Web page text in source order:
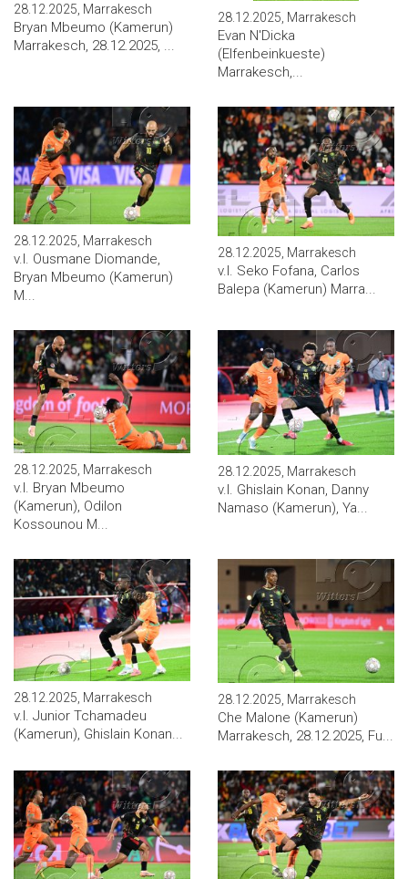
28.12.2025, Marrakesch
Bryan Mbeumo (Kamerun)
Marrakesch, 28.12.2025, ...
28.12.2025, Marrakesch
Evan N'Dicka
(Elfenbeinkueste)
Marrakesch,...
28.12.2025, Marrakesch
v.l. Ousmane Diomande,
Bryan Mbeumo (Kamerun)
M...
28.12.2025, Marrakesch
v.l. Seko Fofana, Carlos
Balepa (Kamerun) Marra...
28.12.2025, Marrakesch
v.l. Bryan Mbeumo
(Kamerun), Odilon
Kossounou M...
28.12.2025, Marrakesch
v.l. Ghislain Konan, Danny
Namaso (Kamerun), Ya...
28.12.2025, Marrakesch
v.l. Junior Tchamadeu
(Kamerun), Ghislain Konan...
28.12.2025, Marrakesch
Che Malone (Kamerun)
Marrakesch, 28.12.2025, Fu...